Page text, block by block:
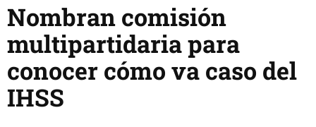
Nombran comisión
multipartidaria para
conocer cómo va caso del
IHSS